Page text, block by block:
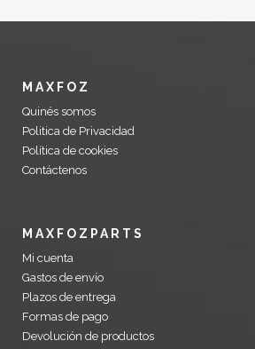
MAXFOZ
Quinés somos
Politica de Privacidad
Política de cookies
Contáctenos
MAXFOZPARTS
Mi cuenta
Gastos de envío
Plazos de entrega
Formas de pago
Devolución de productos